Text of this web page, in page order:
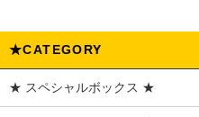
★CATEGORY
★ スペシャルボックス ★